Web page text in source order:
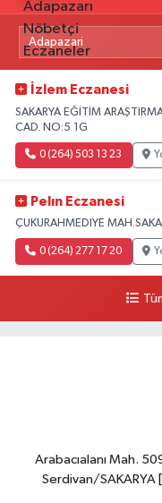
İzlem Eczanesi
SAKARYA EĞİTİM
CAD. NO:5 1G
0 (264) 503 13 23
Pelın Eczanesi
ÇUKURAHMEDIYE
0 (264) 277 17 20
Arabacıalanı Mah.
Serdivan/SAKARYA